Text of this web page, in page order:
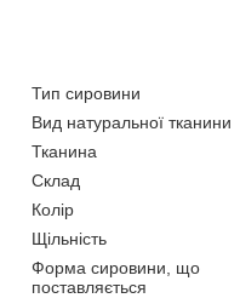
Тип сировини
Вид натуральної тканини
Тканина
Склад
Колір
Щільність
Форма сировини, що
поставляється